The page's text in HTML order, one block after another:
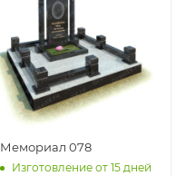
Мемориал 078
Изготовление от 15 дней